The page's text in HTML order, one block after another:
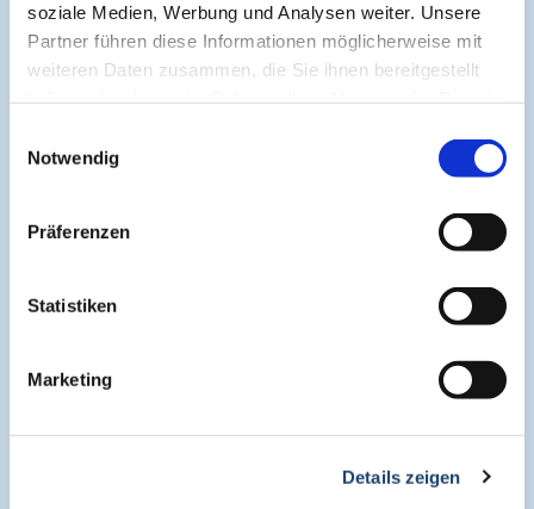
soziale Medien, Werbung und Analysen weiter. Unsere
Partner führen diese Informationen möglicherweise mit
weiteren Daten zusammen, die Sie ihnen bereitgestellt
Notwendig
Präferenzen
Statistiken
Marketing
Details zeigen